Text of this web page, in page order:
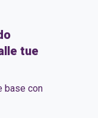
tue
base con